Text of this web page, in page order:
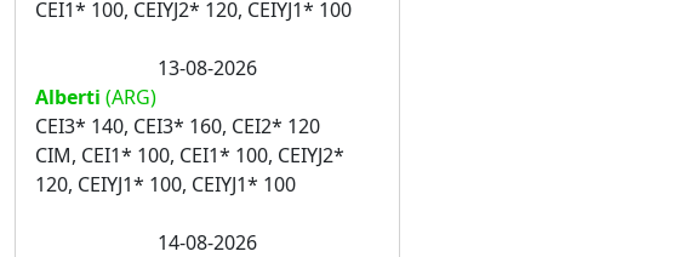
CEI1* 100, CEIYJ2* 120, CEIYJ1* 100
13-08-2026
Alberti (ARG)
CEI3* 140, CEI3* 160, CEI2* 120
CIM, CEI1* 100, CEI1* 100, CEIYJ2*
120, CEIYJ1* 100, CEIYJ1* 100
14-08-2026